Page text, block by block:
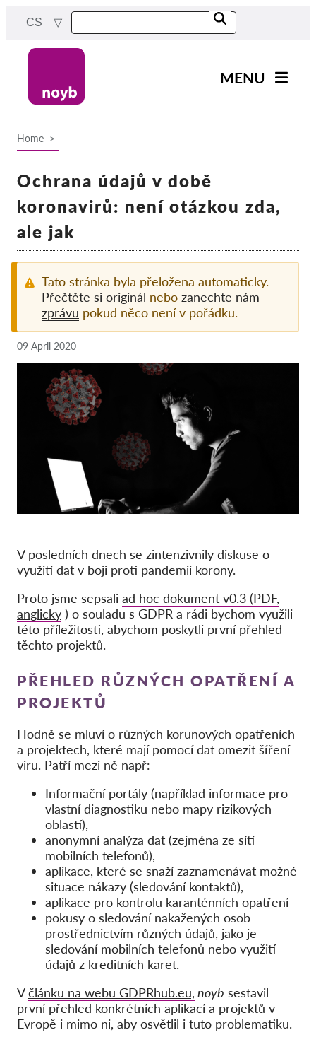
content
CS
MENU
Projekty
orgánů
Exercise your rights!
Členství
Příspěvky
Sponzorství
Daňová uznatelnost
Přihlášení člena
O nás
Výroční zprávy
Kariéra
Hromadná žaloba
Média
GDPRhub
Home
Ochrana údajů v době
koronavirů: není otázkou zda,
ale jak
Tato stránka byla přeložena automaticky.
Přečtěte si originál nebo zanechte nám
zprávu pokud něco není v pořádku.
09 April 2020
V posledních dnech se zintenzivnily diskuse o
využití dat v boji proti pandemii korony.
Proto jsme sepsali ad hoc dokument v0.3 (PDF,
anglicky ) o souladu s GDPR a rádi bychom využili
této příležitosti, abychom poskytli první přehled
těchto projektů.
PŘEHLED RŮZNÝCH OPATŘENÍ A
PROJEKTŮ
Hodně se mluví o různých korunových opatřeních
a projektech, které mají pomocí dat omezit šíření
viru. Patří mezi ně např:
Informační portály (například informace pro
vlastní diagnostiku nebo mapy rizikových
oblastí),
anonymní analýza dat (zejména ze sítí
mobilních telefonů),
aplikace, které se snaží zaznamenávat možné
situace nákazy (sledování kontaktů),
aplikace pro kontrolu karanténních opatření
pokusy o sledování nakažených osob
prostřednictvím různých údajů, jako je
sledování mobilních telefonů nebo využití
údajů z kreditních karet.
Včlánku na webu GDPRhub.eu, noyb sestavil
první přehled konkrétních aplikací a projektů v
Evropě i mimo ni, aby osvětlil i tuto problematiku.